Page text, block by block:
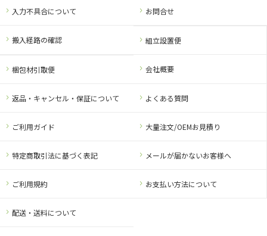
組立設置便
ご利用ガイド
ご利用規約
会社概要
大量注文/OEMお見積り
お支払い方法について
よくある質問
特定商取引法に基づく表記
配送・送料について
梱包材引取便
メールが届かないお客様へ
返品・キャンセル・保証について
入力不具合について お問合せ
搬入経路の確認